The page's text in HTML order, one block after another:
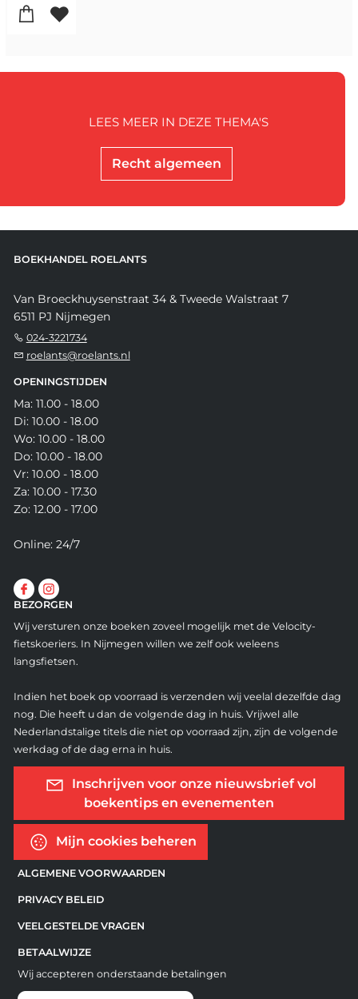
Recht algemeen
LEES MEER IN DEZE THEMA'S
BOEKHANDEL ROELANTS
Van Broeckhuysenstraat 34 & Tweede Walstraat 7
6511 PJ Nijmegen
024-3221734
roelants@roelants.nl
OPENINGSTIJDEN
Ma: 11.00 - 18.00
Di: 10.00 - 18.00
Wo: 10.00 - 18.00
Do: 10.00 - 18.00
Vr: 10.00 - 18.00
Za: 10.00 - 17.30
Zo: 12.00 - 17.00
Online: 24/7
BEZORGEN
Wij versturen onze boeken zoveel mogelijk met de Velocity-
fietskoeriers. In Nijmegen willen we zelf ook weleens
langsfietsen.
Indien het boek op voorraad is verzenden wij veelal dezelfde dag
nog. Die heeft u dan de volgende dag in huis. Vrijwel alle
Nederlandstalige titels die niet op voorraad zijn, zijn de volgende
werkdag of de dag erna in huis.
Inschrijven voor onze nieuwsbrief vol
boekentips en evenementen
Mijn cookies beheren
ALGEMENE VOORWAARDEN
PRIVACY BELEID
VEELGESTELDE VRAGEN
BETAALWIJZE
Wij accepteren onderstaande betalingen